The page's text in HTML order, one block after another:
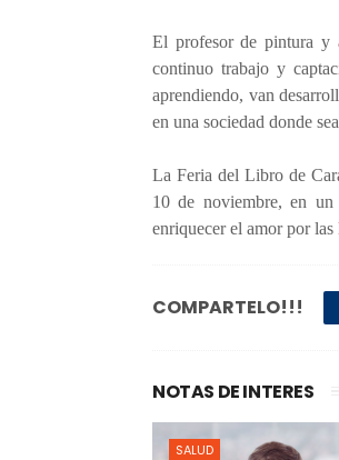
El profesor de pintura y
continuo trabajo y
aprendiendo, van
en una sociedad donde
La Feria del Libro de
10 de noviembre, en un
enriquecer el amor por las
COMPARTELO!!!
NOTAS DE INTERES
SALUD